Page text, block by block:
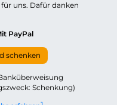
uns. Dafür danken
PayPal
schenken
Schenkung)